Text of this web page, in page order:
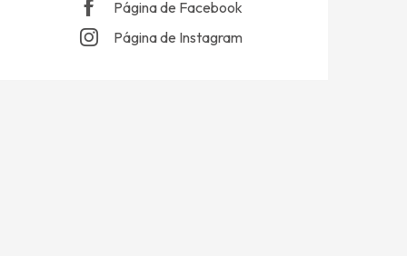
Página de Facebook
Página de Instagram